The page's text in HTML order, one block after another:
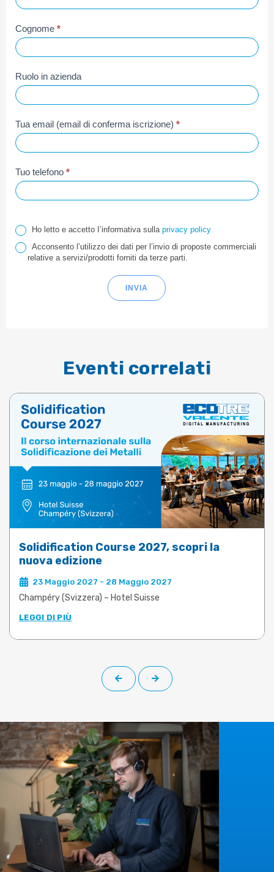
Cognome *
Ruolo in azienda
Tua email (email di conferma iscrizione) *
Tuo telefono *
Ho letto e accetto I’informativa sulla privacy policy
Acconsento l’utilizzo dei dati per l’invio di proposte commerciali
relative a servizi/prodotti forniti da terze parti.
INVIA
Eventi correlati
Solidification Course 2027, scopri la
nuova edizione
23 Maggio 2027 - 28 Maggio 2027
Champéry (Svizzera) – Hotel Suisse
LEGGI DI PIÙ